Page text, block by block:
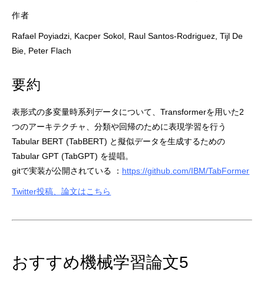
作者
Rafael Poyiadzi, Kacper Sokol, Raul Santos-Rodriguez, Tijl De
Bie, Peter Flach
要約
表形式の多変量時系列データについて、Transformerを用いた2
つのアーキテクチャ、分類や回帰のために表現学習を行う
Tabular BERT (TabBERT) と擬似データを生成するための
Tabular GPT (TabGPT) を提唱。
gitで実装が公開されている ： https://github.com/IBM/TabFormer
Twitter投稿、論文はこちら
おすすめ機械学習論文5